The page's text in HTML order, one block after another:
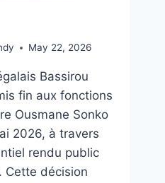
May 22, 2026
Bassirou
fin aux fonctions
Ousmane Sonko
2026, à travers
rendu public
Cette décision